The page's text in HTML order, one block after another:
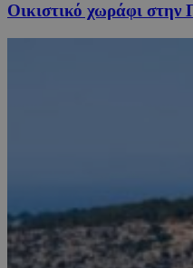
Οικιστικό χωράφι στην